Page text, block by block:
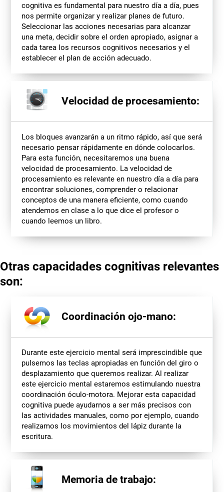
cognitiva es fundamental para nuestro día a día, pues
nos permite organizar y realizar planes de futuro.
Seleccionar las acciones necesarias para alcanzar
una meta, decidir sobre el orden apropiado, asignar a
cada tarea los recursos cognitivos necesarios y el
establecer el plan de acción adecuado.
Velocidad de procesamiento:
Los bloques avanzarán a un ritmo rápido, así que será
necesario pensar rápidamente en dónde colocarlos.
Para esta función, necesitaremos una buena
velocidad de procesamiento. La velocidad de
procesamiento es relevante en nuestro día a día para
encontrar soluciones, comprender o relacionar
conceptos de una manera eficiente, como cuando
atendemos en clase a lo que dice el profesor o
cuando leemos un libro.
Otras capacidades cognitivas relevantes
son:
Coordinación ojo-mano:
Durante este ejercicio mental será imprescindible que
pulsemos las teclas apropiadas en función del giro o
desplazamiento que queremos realizar. Al realizar
este ejercicio mental estaremos estimulando nuestra
coordinación óculo-motora. Mejorar esta capacidad
cognitiva puede ayudarnos a ser más precisos con
las actividades manuales, como por ejemplo, cuando
realizamos los movimientos del lápiz durante la
escritura.
Memoria de trabajo: